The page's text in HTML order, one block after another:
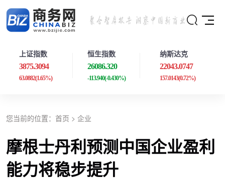
上证指数
3875.3094
63.0882(1.65%)
恒生指数
26086.320
-113.940(-0.430%)
纳斯达克
22043.0747
157.0143(0.72%)
您当前的位置： 首页 > 企业
摩根士丹利预测中国企业盈利
能力将稳步提升